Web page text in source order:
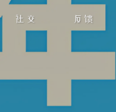
社交 反馈